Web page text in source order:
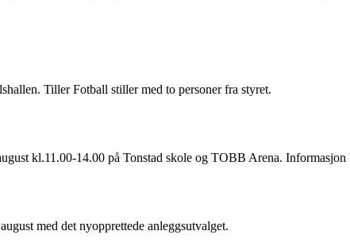
Tiller Fotball stiller med to personer fra styret.
kl.11.00-14.00 på Tonstad skole og TOBB Arena. Informasjon
med det nyopprettede anleggsutvalget.